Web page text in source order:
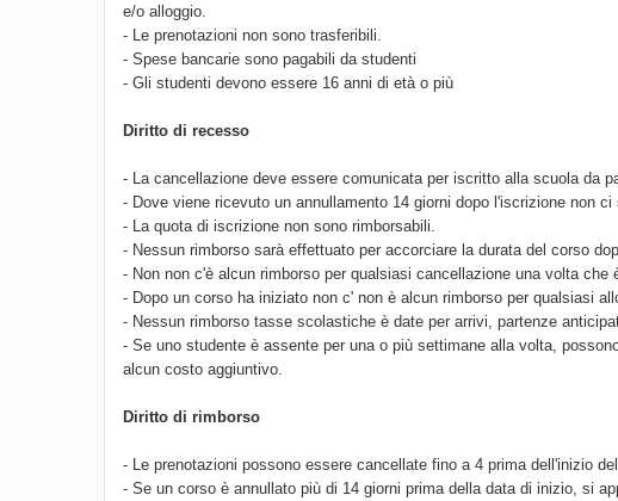
e/o alloggio.
- Le prenotazioni non sono trasferibili.
- Spese bancarie sono pagabili da studenti
- Gli studenti devono essere 16 anni di età o più
Diritto di recesso
- La cancellazione deve essere comunicata per iscritto alla scuola da
- Dove viene ricevuto un annullamento 14 giorni dopo l'iscrizione non
- La quota di iscrizione non sono rimborsabili.
- Nessun rimborso sarà effettuato per accorciare la durata del corso
- Non non c'è alcun rimborso per qualsiasi cancellazione una volta che
- Dopo un corso ha iniziato non c' non è alcun rimborso per qualsiasi
- Nessun rimborso tasse scolastiche è date per arrivi, partenze
- Se uno studente è assente per una o più settimane alla volta,
alcun costo aggiuntivo.
Diritto di rimborso
- Le prenotazioni possono essere cancellate fino a 4 prima dell'inizio
- Se un corso è annullato più di 14 giorni prima della data di inizio, si